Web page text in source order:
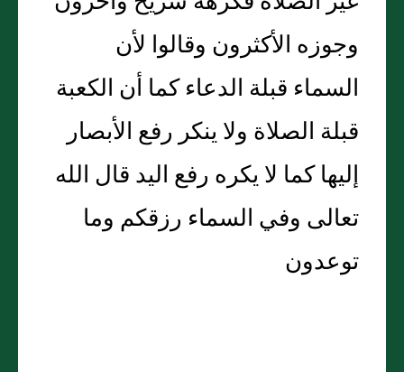
وجوزه الأكثرون وقالوا لأن
السماء قبلة الدعاء كما أن الكعبة
قبلة الصلاة ولا ينكر رفع الأبصار
إليها كما لا يكره رفع اليد قال الله
تعالى وفي السماء رزقكم وما
توعدون